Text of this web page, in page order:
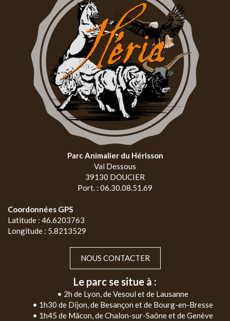
Parc Animalier du Hérisson
Val Dessous
39130 DOUCIER
Port. : 06.30.08.51.69
Coordonnées GPS
Latitude : 46.6203763
Longitude : 5.8213529
NOUS CONTACTER
Le parc se situe à :
• 2h de Lyon, de Vesoul et de Lausanne
• 1h30 de Dijon, de Besançon et de Bourg-en-Bresse
• 1h45 de Mâcon, de Chalon-sur-Saône et de Genève